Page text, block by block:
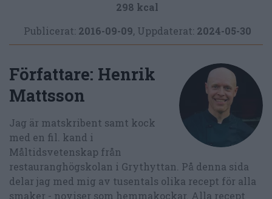
298 kcal
Publicerat: 2016-09-09, Uppdaterat: 2024-05-30
Författare: Henrik
Mattsson
Jag är matskribent samt kock
med en fil. kand i
Måltidsvetenskap från
restauranghögskolan i Grythyttan. På denna sida
delar jag med mig av tusentals olika recept för alla
smaker - noviser som hemmakockar. Alla recept